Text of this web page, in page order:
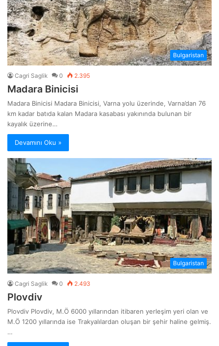
Bulgaristan
Cagri Saglik 0 2.395
Madara Binicisi
Madara Binicisi Madara Binicisi, Varna yolu üzerinde, Varna’dan 76
km kadar batıda kalan Madara kasabası yakınında bulunan bir
kayalık üzerine…
Devamını Oku »
Bulgaristan
Cagri Saglik 0 2.493
Plovdiv
Plovdiv Plovdiv, M.Ö 6000 yıllarından itibaren yerleşim yeri olan ve
M.Ö 1200 yıllarında ise Trakyalılardan oluşan bir şehir haline gelmiş.
…